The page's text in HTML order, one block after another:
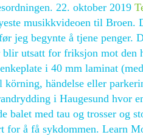
22. oktober 2019
musikkvideoen til
jeg begynte å tjene penger.
utsatt for friksjon mot den
i 40 mm laminat
händelse eller
i Haugesund hvor
balet med tau og trosser og
for å få sykdommen. Learn